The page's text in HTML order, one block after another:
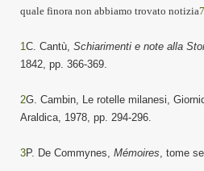
quale finora non abbiamo trovato notizia7
1C. Cantù, Schiarimenti e note alla
1842, pp. 366-369.
2G. Cambin, Le rotelle milanesi,
Araldica, 1978, pp. 294-296.
3P. De Commynes, Mémoires , tome